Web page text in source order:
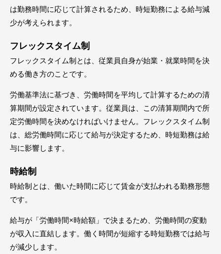
は勤務時間に応じて計算されるため、時短勤務による給与減
少が考えられます。
フレックスタイム制
フレックスタイム制とは、従業員自身が始業・就業時間を決
める働き方のことです。
労働基準法に基づき、労働時間を平均して計算するための清
算期間が設定されています。従業員は、この清算期間内で所
定労働時間を決めなければいけません。フレックスタイム制
は、総労働時間に応じて給与が決定するため、時短勤務は給
与に影響します。
時給制
時給制とは、働いた時間に応じて賃金が支払われる勤務形態
です。
給与が「労働時間×時給額」で決まるため、労働時間の変動
が収入に直結します。働く時間が短縮する時短勤務では給与
が減少します。